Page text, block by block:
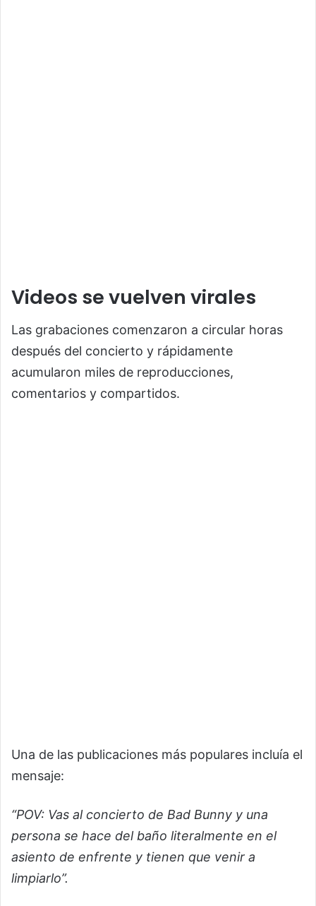
Videos se vuelven virales
Las grabaciones comenzaron a circular horas
después del concierto y rápidamente
acumularon miles de reproducciones,
comentarios y compartidos.
Una de las publicaciones más populares incluía el
mensaje:
“POV: Vas al concierto de Bad Bunny y una
persona se hace del baño literalmente en el
asiento de enfrente y tienen que venir a
limpiarlo”.